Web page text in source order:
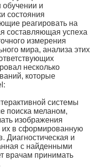
обучении и
состояния
реагировать на
составляющая успеха
измерения
мира, анализа этих
несколько
которые
системы
поиска меланом,
изображения
их в сформированную
Диагностическая и
с найденными
врачам принимать